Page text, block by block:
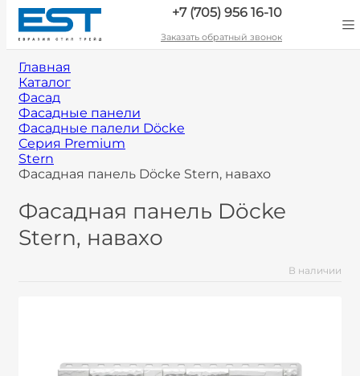
+7 (705) 956 16-10
Заказать обратный звонок
Главная
Каталог
Фасад
Фасадные панели
Фасадные палели Döcke
Серия Premium
Stern
Фасадная панель Döcke Stern, навахо
Фасадная панель Döcke
Stern, навахо
В наличии